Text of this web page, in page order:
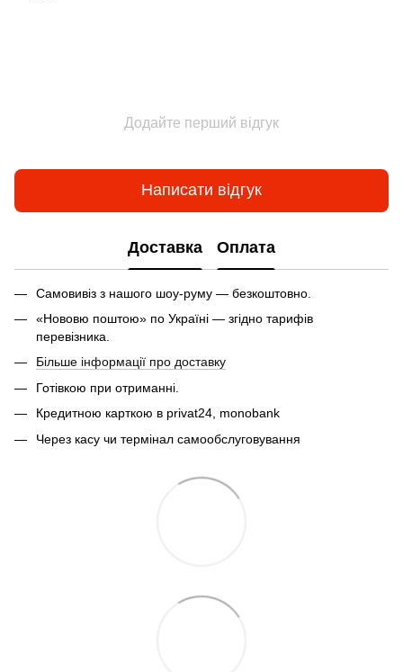
Додайте перший відгук
Написати відгук
Доставка Оплата
Самовивіз з нашого шоу-руму — безкоштовно.
«Нововю поштою» по Україні — згідно тарифів
перевізника.
Більше інформації про доставку
Готівкою при отриманні.
Кредитною карткою в privat24, monobank
Через касу чи термінал самообслуговування